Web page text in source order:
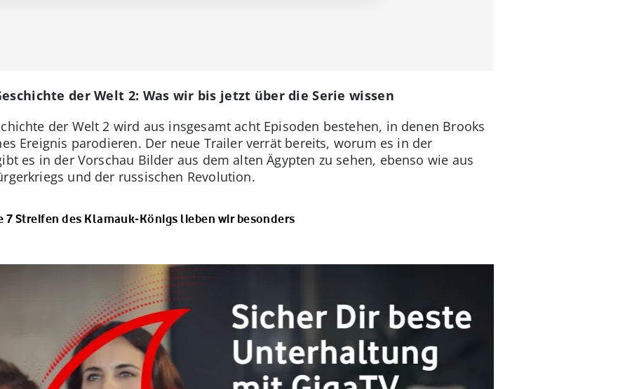
der Welt 2: Was wir bis jetzt über die Serie wissen
der Welt 2 wird aus insgesamt acht Episoden bestehen, in denen Brooks
Ereignis parodieren. Der neue Trailer verrät bereits, worum es in der
es in der Vorschau Bilder aus dem alten Ägypten zu sehen, ebenso wie aus
und der russischen Revolution.
7 Streifen des Klamauk-Königs lieben wir besonders